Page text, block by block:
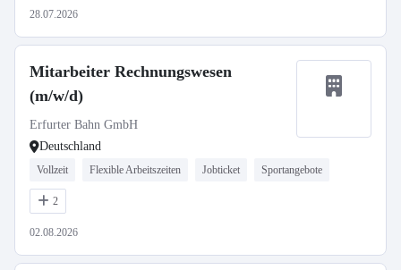
28.07.2026
Mitarbeiter Rechnungswesen
(m/w/d)
Erfurter Bahn GmbH
Deutschland
Vollzeit Flexible Arbeitszeiten Jobticket Sportangebote
2
02.08.2026